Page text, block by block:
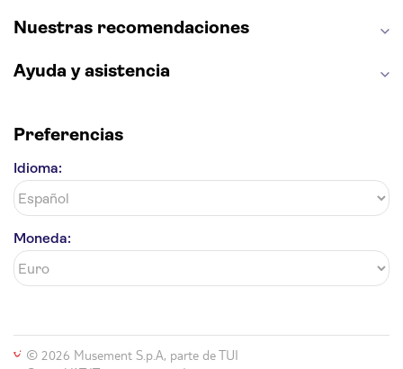
Nuestras recomendaciones
Ayuda y asistencia
Preferencias
Idioma:
Moneda:
© 2026 Musement S.p.A, parte de TUI